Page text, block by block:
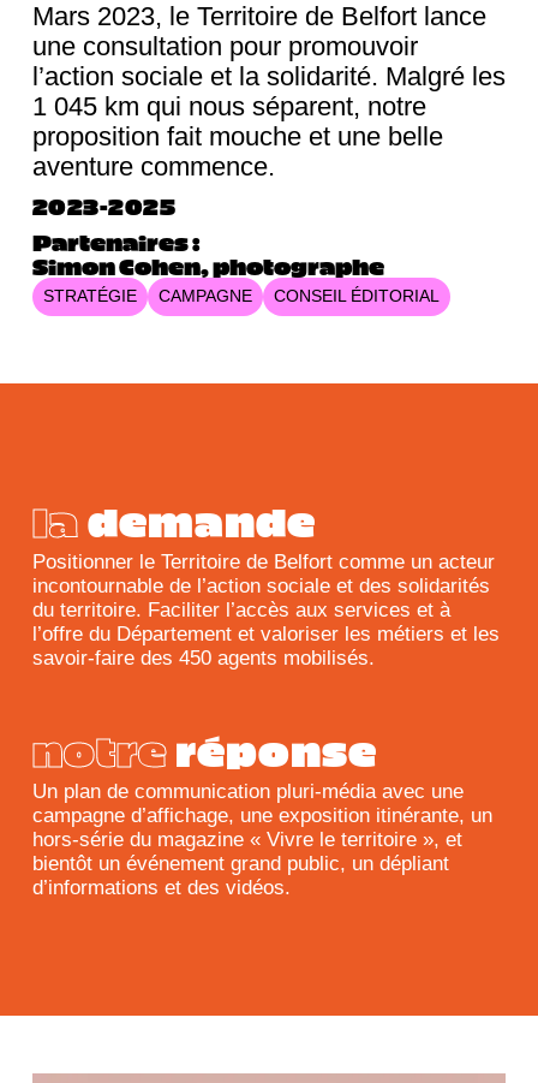
Mars 2023, le Territoire de Belfort lance
une consultation pour promouvoir
l’action sociale et la solidarité. Malgré les
1 045 km qui nous séparent, notre
proposition fait mouche et une belle
aventure commence.
2023-2025
Partenaires :
Simon Cohen, photographe
STRATÉGIE CAMPAGNE CONSEIL ÉDITORIAL
lademande
Positionner le Territoire de Belfort comme un acteur
incontournable de l’action sociale et des solidarités
du territoire. Faciliter l’accès aux services et à
l’offre du Département et valoriser les métiers et les
savoir-faire des 450 agents mobilisés.
notreréponse
Un plan de communication pluri-média avec une
campagne d’affichage, une exposition itinérante, un
hors-série du magazine « Vivre le territoire », et
bientôt un événement grand public, un dépliant
d’informations et des vidéos.